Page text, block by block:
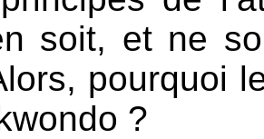
soit, et ne
pourquoi
?